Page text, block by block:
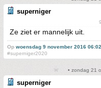
superniger
Ze ziet er mannelijk uit.
Op woensdag 9 november 2016 06:02
#superniger2020
• zondag 21
superniger